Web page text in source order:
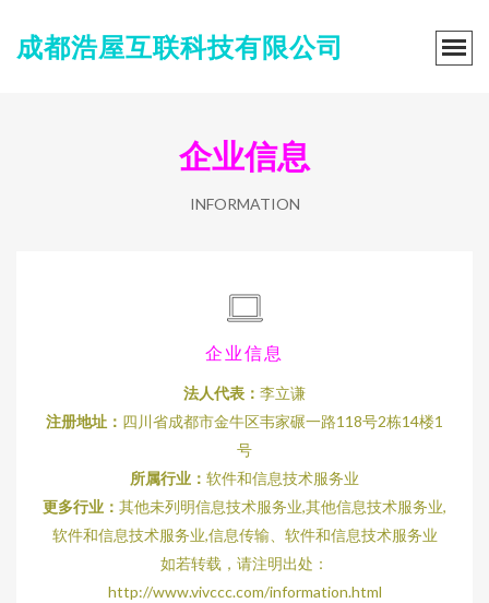
成都浩屋互联科技有限公司
企业信息
INFORMATION
企业信息
法人代表： 李立谦
注册地址： 四川省成都市金牛区韦家碾一路118号2栋14楼1
号
所属行业： 软件和信息技术服务业
更多行业： 其他未列明信息技术服务业,其他信息技术服务业,
软件和信息技术服务业,信息传输、软件和信息技术服务业
如若转载，请注明出处：
http://www.vivccc.com/information.html